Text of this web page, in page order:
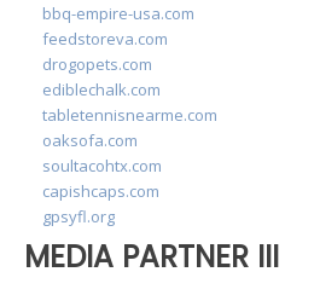
bbq-empire-usa.com
feedstoreva.com
drogopets.com
ediblechalk.com
tabletennisnearme.com
oaksofa.com
soultacohtx.com
capishcaps.com
gpsyfl.org
MEDIA PARTNER III